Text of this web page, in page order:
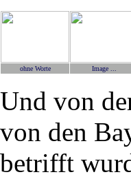
ohne Worte Image ...
Und von
von den
betrifft